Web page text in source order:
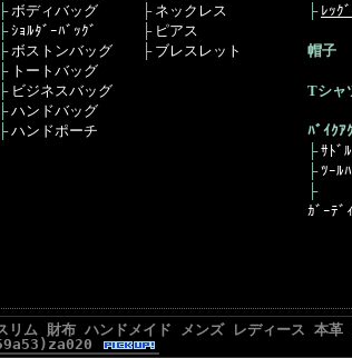
├ボディバッグ
├ｼｮﾙﾀﾞｰﾊﾞｯｸﾞ
├ボストンバッグ
├ トートバッグ
├ ビジネスバッグ
├ハンドバッグ
├ハンドポーチ
├ ネックレス
├ ピアス
├ ブレスレット
├ ﾚｯｸ
帽子
Tシャ
ﾊﾞｲｸｱ
├ｻﾄﾞ
├ﾂｰﾙ
├
ｶﾞｰﾃﾞ
リム 財布 ハンドメイド メンズ レディース